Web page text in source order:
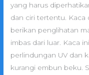
yang harus
dan ciri tertentu. Kaca
berikan penglihatan
imbas dari luar. Kaca
perlindungan UV dan
kurangi embun beku.